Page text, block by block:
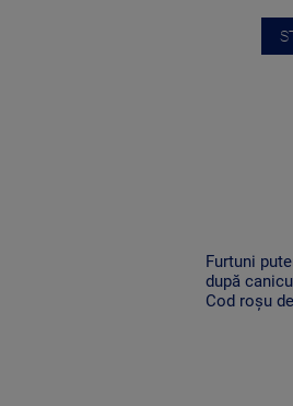
Furtuni
după
Cod roşu